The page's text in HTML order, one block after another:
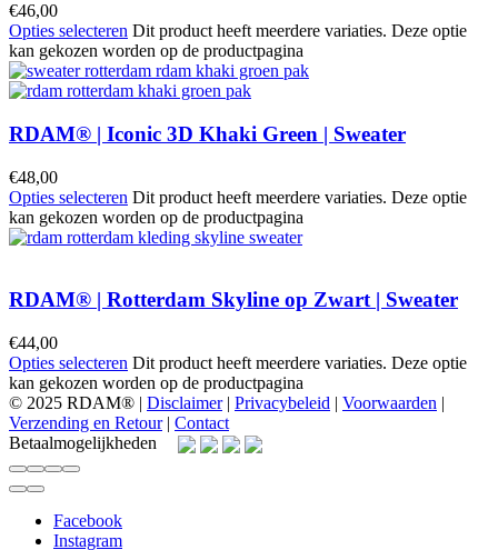
€46,00
Opties selecteren Dit product heeft meerdere variaties. Deze optie
kan gekozen worden op de productpagina
RDAM® | Iconic 3D Khaki Green | Sweater
€48,00
Opties selecteren Dit product heeft meerdere variaties. Deze optie
kan gekozen worden op de productpagina
RDAM® | Rotterdam Skyline op Zwart | Sweater
€44,00
Opties selecteren Dit product heeft meerdere variaties. Deze optie
kan gekozen worden op de productpagina
© 2025 RDAM® | Disclaimer| Privacybeleid | Voorwaarden |
Verzending en Retour| Contact
Betaalmogelijkheden
Facebook
Instagram